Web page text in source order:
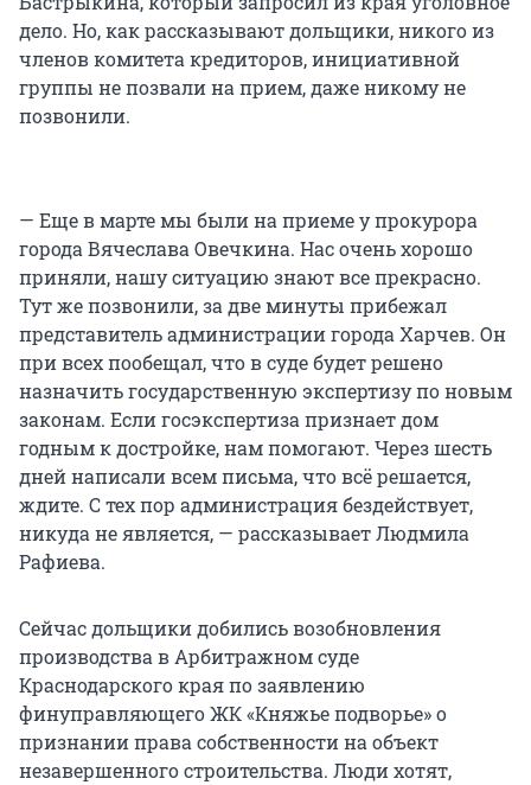
дело. Но, как рассказывают дольщики, никого из
членов комитета кредиторов, инициативной
группы не позвали на прием, даже никому не
позвонили.
— Еще в марте мы были на приеме у прокурора
города Вячеслава Овечкина. Нас очень хорошо
приняли, нашу ситуацию знают все прекрасно.
Тут же позвонили, за две минуты прибежал
представитель администрации города Харчев. Он
при всех пообещал, что в суде будет решено
назначить государственную экспертизу по новым
законам. Если госэкспертиза признает дом
годным к достройке, нам помогают. Через шесть
дней написали всем письма, что всё решается,
ждите. С тех пор администрация бездействует,
никуда не является, — рассказывает Людмила
Рафиева.
Сейчас дольщики добились возобновления
производства в Арбитражном суде
Краснодарского края по заявлению
финуправляющего ЖК «Княжье подворье» о
признании права собственности на объект
незавершенного строительства. Люди хотят,